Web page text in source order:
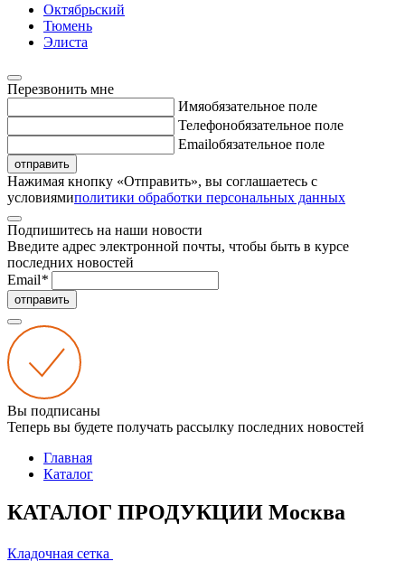
Октябрьский
Тюмень
Элиста
Перезвонить мне
Имяобязательное поле
Телефонобязательное поле
Emailобязательное поле
отправить
Нажимая кнопку «Отправить», вы соглашаетесь с
условиямиполитики обработки персональных данных
Подпишитесь на наши новости
Введите адрес электронной почты, чтобы быть в курсе
последних новостей
Email*
отправить
Вы подписаны
Теперь вы будете получать рассылку последних новостей
Главная
Каталог
КАТАЛОГ ПРОДУКЦИИ Москва
Кладочная сетка